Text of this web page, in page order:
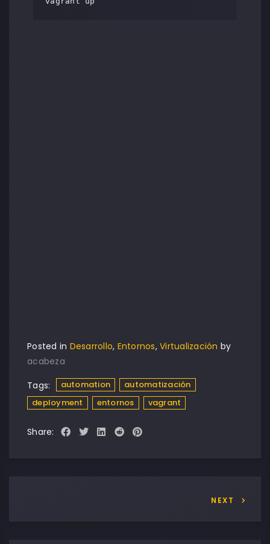
Posted in Desarrollo, Entornos, Virtualización by
acabeza
Tags:
automation
automatización
deployment
entornos vagrant
Share:
NEXT